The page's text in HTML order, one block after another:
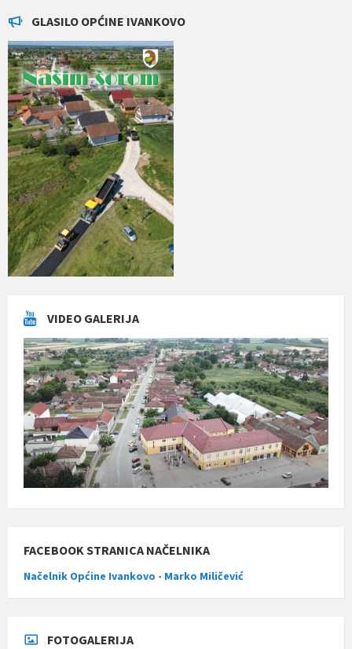
GLASILO OPĆINE IVANKOVO
VIDEO GALERIJA
FACEBOOK STRANICA NAČELNIKA
Načelnik Općine Ivankovo - Marko Miličević
FOTOGALERIJA